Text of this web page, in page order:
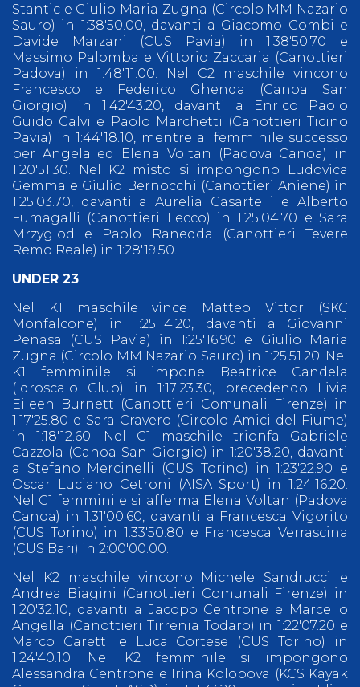
Stantic e Giulio Maria Zugna (Circolo MM Nazario
Sauro) in 1:38'50.00, davanti a Giacomo Combi e
Davide Marzani (CUS Pavia) in 1:38'50.70 e
Massimo Palomba e Vittorio Zaccaria (Canottieri
Padova) in 1:48'11.00. Nel C2 maschile vincono
Francesco e Federico Ghenda (Canoa San
Giorgio) in 1:42'43.20, davanti a Enrico Paolo
Guido Calvi e Paolo Marchetti (Canottieri Ticino
Pavia) in 1:44'18.10, mentre al femminile successo
per Angela ed Elena Voltan (Padova Canoa) in
1:20'51.30. Nel K2 misto si impongono Ludovica
Gemma e Giulio Bernocchi (Canottieri Aniene) in
1:25'03.70, davanti a Aurelia Casartelli e Alberto
Fumagalli (Canottieri Lecco) in 1:25'04.70 e Sara
Mrzyglod e Paolo Ranedda (Canottieri Tevere
Remo Reale) in 1:28'19.50.
UNDER 23
Nel K1 maschile vince Matteo Vittor (SKC
Monfalcone) in 1:25'14.20, davanti a Giovanni
Penasa (CUS Pavia) in 1:25'16.90 e Giulio Maria
Zugna (Circolo MM Nazario Sauro) in 1:25'51.20. Nel
K1 femminile si impone Beatrice Candela
(Idroscalo Club) in 1:17'23.30, precedendo Livia
Eileen Burnett (Canottieri Comunali Firenze) in
1:17'25.80 e Sara Cravero (Circolo Amici del Fiume)
in 1:18'12.60. Nel C1 maschile trionfa Gabriele
Cazzola (Canoa San Giorgio) in 1:20'38.20, davanti
a Stefano Mercinelli (CUS Torino) in 1:23'22.90 e
Oscar Luciano Cetroni (AISA Sport) in 1:24'16.20.
Nel C1 femminile si afferma Elena Voltan (Padova
Canoa) in 1:31'00.60, davanti a Francesca Vigorito
(CUS Torino) in 1:33'50.80 e Francesca Verrascina
(CUS Bari) in 2:00'00.00.
Nel K2 maschile vincono Michele Sandrucci e
Andrea Biagini (Canottieri Comunali Firenze) in
1:20'32.10, davanti a Jacopo Centrone e Marcello
Angella (Canottieri Tirrenia Todaro) in 1:22'07.20 e
Marco Caretti e Luca Cortese (CUS Torino) in
1:24'40.10. Nel K2 femminile si impongono
Alessandra Centrone e Irina Kolobova (KCS Kayak